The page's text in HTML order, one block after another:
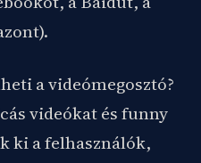
a videómegosztó?
videókat és funny
ki a felhasználók,